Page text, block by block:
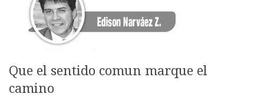
Que el sentido comun marque el
camino